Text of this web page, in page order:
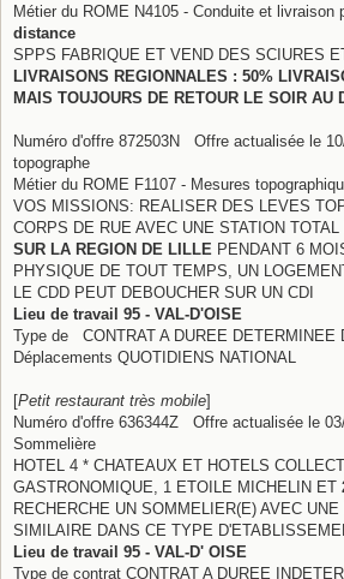
Métier du ROME N4105 - Conduite et livraison
distance
SPPS FABRIQUE ET VEND DES SCIURES
LIVRAISONS REGIONNALES : 50%
MAIS TOUJOURS DE RETOUR LE SOIR AU
Numéro d'offre 872503N Offre actualisée le
topographe
Métier du ROME F1107 - Mesures
VOS MISSIONS: REALISER DES LEVES
CORPS DE RUE AVEC UNE STATION
SUR LA REGION DE LILLE PENDANT 6
PHYSIQUE DE TOUT TEMPS, UN
LE CDD PEUT DEBOUCHER SUR UN CDI
Lieu de travail 95 - VAL-D'OISE
Type de CONTRAT A DUREE DETERMINEE
Déplacements QUOTIDIENS NATIONAL
[Petit restaurant très mobile]
Numéro d'offre 636344Z Offre actualisée le
Sommelière
HOTEL 4 * CHATEAUX ET HOTELS
GASTRONOMIQUE, 1 ETOILE MICHELIN ET
RECHERCHE UN SOMMELIER(E) AVEC
SIMILAIRE DANS CE TYPE
Lieu de travail 95 - VAL-D' OISE
Type de contrat CONTRAT A DUREE